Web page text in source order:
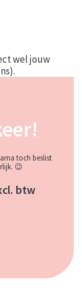
wel jouw
toch beslist
😉
btw